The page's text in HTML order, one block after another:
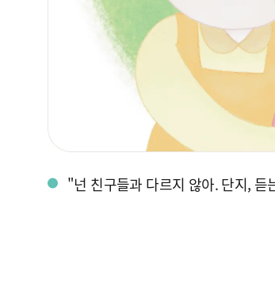
"넌 친구들과 다르지 않아. 단지, 듣